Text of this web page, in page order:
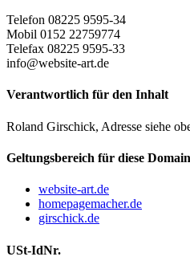
Telefon 08225 9595-34
Mobil 0152 22759774
Telefax 08225 9595-33
info@website-art.de
Verantwortlich für den Inhalt
Roland Girschick, Adresse siehe
Geltungsbereich für diese
website-art.de
homepagemacher.de
girschick.de
USt-IdNr.